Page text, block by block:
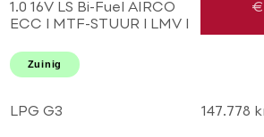
1.0 16V LS Bi-Fuel AIRCO
ECC l MTF-STUUR l LMV l
l TOPSTAAT! GOEDKOOP
EN ZUINIG RIJDEN!
€
Zuinig
LPG G3 147.778